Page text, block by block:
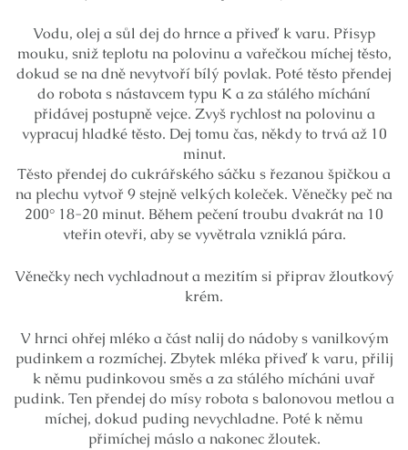
Vodu, olej a sůl dej do hrnce a přiveď k varu. Přisyp
mouku, sniž teplotu na polovinu a vařečkou míchej těsto,
dokud se na dně nevytvoří bílý povlak. Poté těsto přendej
do robota s nástavcem typu K a za stálého míchání
přidávej postupně vejce. Zvyš rychlost na polovinu a
vypracuj hladké těsto. Dej tomu čas, někdy to trvá až 10
minut.
Těsto přendej do cukrářského sáčku s řezanou špičkou a
na plechu vytvoř 9 stejně velkých koleček. Věnečky peč na
200° 18-20 minut. Během pečení troubu dvakrát na 10
vteřin otevři, aby se vyvětrala vzniklá pára.
Věnečky nech vychladnout a mezitím si připrav žloutkový
krém.
V hrnci ohřej mléko a část nalij do nádoby s vanilkovým
pudinkem a rozmíchej. Zbytek mléka přiveď k varu, přilij
k němu pudinkovou směs a za stálého mícháni uvař
pudink. Ten přendej do mísy robota s balonovou metlou a
míchej, dokud puding nevychladne. Poté k němu
přimíchej máslo a nakonec žloutek.